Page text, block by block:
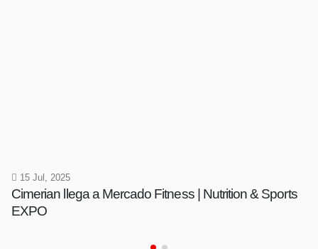
15 Jul, 2025
Cimerian llega a Mercado Fitness | Nutrition & Sports
EXPO